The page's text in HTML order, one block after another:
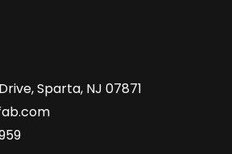
Sparta, NJ 07871